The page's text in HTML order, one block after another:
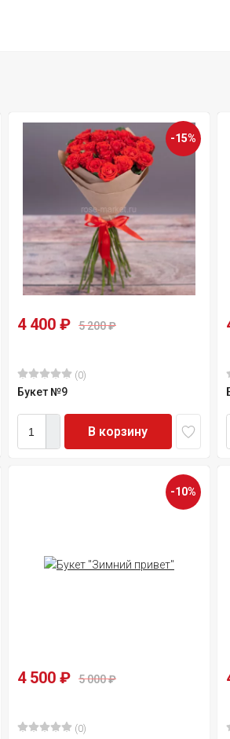
-15%
4 400 ₽ 5 200₽
(0)
Букет №9
В корзину
-10%
4 500 ₽ 5 000₽
(0)